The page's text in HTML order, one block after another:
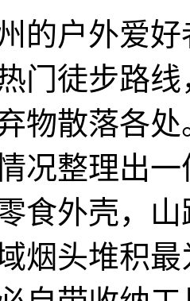
户外爱好
门徒步路
物散落各
况整理出
食外壳，
烟头堆积